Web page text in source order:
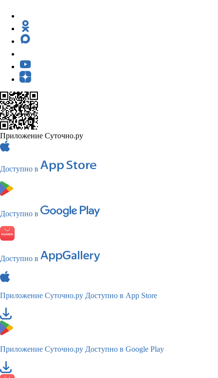
Приложение Суточно.ру
Доступно в
Доступно в
Доступно в
Приложение Суточно.ру Доступно в App Store
Приложение Суточно.ру Доступно в Google Play